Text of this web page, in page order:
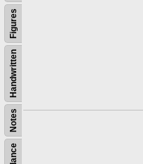
Notes
Handwritten
Figures